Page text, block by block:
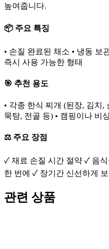
높여줍니다.
📦 주요 특징
• 손질 완료된 채소 • 냉동 보
즉시 사용 가능한 형태
🎯 추천 용도
• 각종 한식 찌개 (된장, 김치,
묵탕, 전골 등) • 캠핑이나 비
⚖️ 주요 장점
✓ 재료 손질 시간 절약 ✓ 음
한 번에 ✓ 장기간 신선하게
관련 상품